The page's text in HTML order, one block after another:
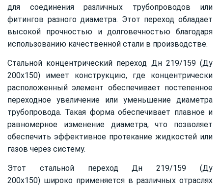
для соединения различных трубопроводов или
фитингов разного диаметра. Этот переход обладает
высокой прочностью и долговечностью благодаря
использованию качественной стали в производстве.
Стальной концентрический переход Дн 219/159 (Ду
200х150) имеет конструкцию, где концентрически
расположенный элемент обеспечивает постепенное
переходное увеличение или уменьшение диаметра
трубопровода. Такая форма обеспечивает плавное и
равномерное изменение диаметра, что позволяет
обеспечить эффективное протекание жидкостей или
газов через систему.
Этот стальной переход Дн 219/159 (Ду
200х150) широко применяется в различных отраслях